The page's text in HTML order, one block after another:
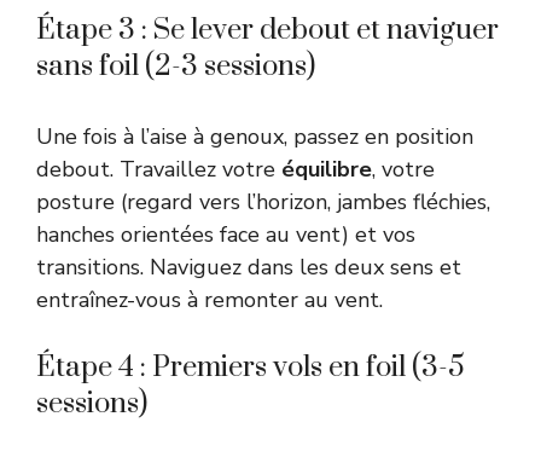
Étape 3 : Se lever debout et naviguer
sans foil (2-3 sessions)
Une fois à l’aise à genoux, passez en position
debout. Travaillez votre équilibre, votre
posture (regard vers l’horizon, jambes fléchies,
hanches orientées face au vent) et vos
transitions. Naviguez dans les deux sens et
entraînez-vous à remonter au vent.
Étape 4 : Premiers vols en foil (3-5
sessions)